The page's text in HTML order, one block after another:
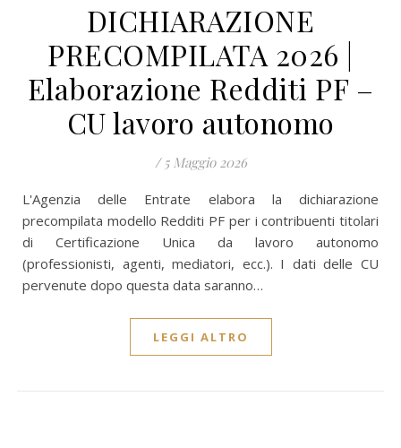
DICHIARAZIONE
PRECOMPILATA 2026 |
Elaborazione Redditi PF –
CU lavoro autonomo
/ 5 Maggio 2026
L'Agenzia delle Entrate elabora la dichiarazione
precompilata modello Redditi PF per i contribuenti titolari
di Certificazione Unica da lavoro autonomo
(professionisti, agenti, mediatori, ecc.). I dati delle CU
pervenute dopo questa data saranno…
LEGGI ALTRO